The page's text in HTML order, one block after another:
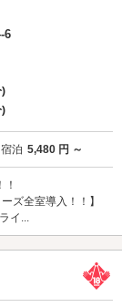
6
)
)
宿泊 5,480 円 ～
ズ全室導入！！】
イ...